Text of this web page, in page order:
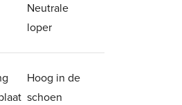
Neutrale
loper
Hoog in de
schoen